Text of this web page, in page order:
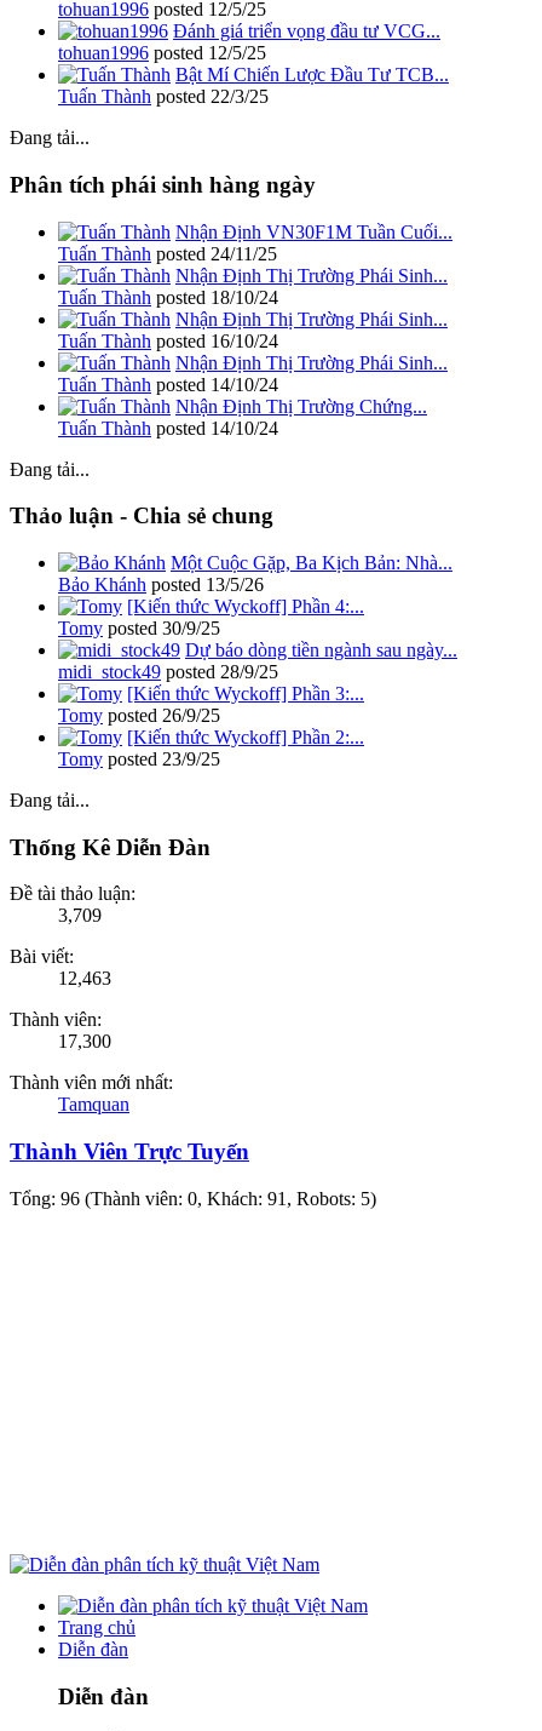
tohuan1996 posted 12/5/25
Đánh giá triển vọng đầu tư VCG...
tohuan1996 posted 12/5/25
Bật Mí Chiến Lược Đầu Tư TCB...
Tuấn Thành posted 22/3/25
Đang tải...
Phân tích phái sinh hàng ngày
Nhận Định VN30F1M Tuần Cuối...
Tuấn Thành posted 24/11/25
Nhận Định Thị Trường Phái Sinh...
Tuấn Thành posted 18/10/24
Nhận Định Thị Trường Phái Sinh...
Tuấn Thành posted 16/10/24
Nhận Định Thị Trường Phái Sinh...
Tuấn Thành posted 14/10/24
Nhận Định Thị Trường Chứng...
Tuấn Thành posted 14/10/24
Đang tải...
Thảo luận - Chia sẻ chung
Một Cuộc Gặp, Ba Kịch Bản: Nhà...
Bảo Khánh posted 13/5/26
[Kiến thức Wyckoff] Phần 4:...
Tomy posted 30/9/25
Dự báo dòng tiền ngành sau ngày...
midi_stock49 posted 28/9/25
[Kiến thức Wyckoff] Phần 3:...
Tomy posted 26/9/25
[Kiến thức Wyckoff] Phần 2:...
Tomy posted 23/9/25
Đang tải...
Thống Kê Diễn Đàn
Đề tài thảo luận:
3,709
Bài viết:
12,463
Thành viên:
17,300
Thành viên mới nhất:
Tamquan
Thành Viên Trực Tuyến
Tổng: 96 (Thành viên: 0, Khách: 91, Robots: 5)
Trang chủ
Diễn đàn
Diễn đàn